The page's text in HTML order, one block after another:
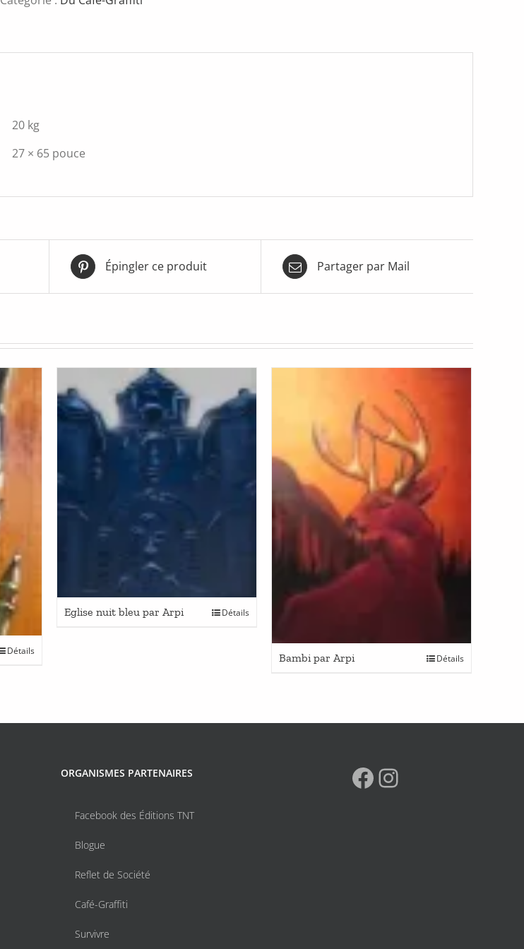
20 kg
27 × 65 pouce
Épingler ce produit Partager par Mail
Détails
Eglise nuit bleu par Arpi Détails
Bambi par Arpi Détails
ORGANISMES PARTENAIRES
Facebook des Éditions TNT
Blogue
Reflet de Société
Café-Graffiti
Survivre
Facebook